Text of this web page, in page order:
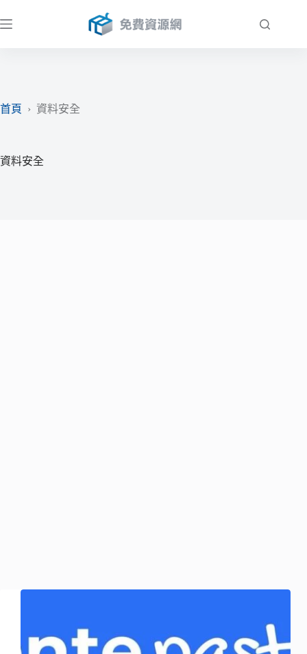
至
首頁
› 資料安全
資料安全